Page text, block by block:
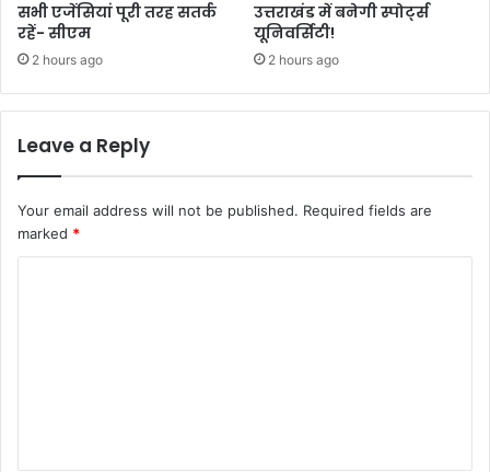
सभी एजेंसियां पूरी तरह सतर्क
रहें- सीएम
2 hours ago
उत्तराखंड में बनेगी स्पोर्ट्स
यूनिवर्सिटी!
2 hours ago
Leave a Reply
Your email address will not be published. Required fields are
marked *